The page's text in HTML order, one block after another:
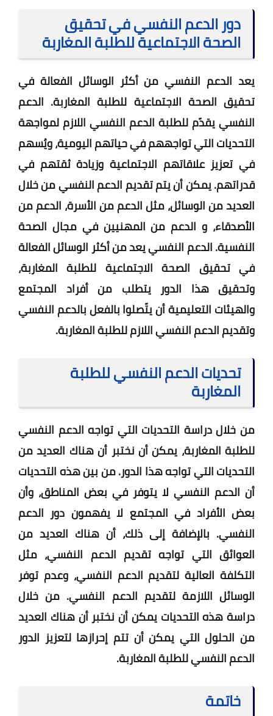
دور الدعم النفسي في تحقيق
الصحة الاجتماعية للطلبة المغاربة
يعد الدعم النفسي من أكثر الوسائل الفعالة في
تحقيق الصحة الاجتماعية للطلبة المغاربة. الدعم
النفسي يقدّم للطلبة الدعم النفسي اللازم لمواجهة
التحديات التي تواجههم في حياتهم اليومية، ويُسهم
في تعزيز علاقاتهم الاجتماعية وزيادة ثقتهم في
قدراتهم. يمكن أن يتم تقديم الدعم النفسي من خلال
العديد من الوسائل، مثل الدعم من الأسرة، الدعم من
الأصدقاء، و الدعم من المهنيين في مجال الصحة
النفسية. الدعم النفسي يعد من أكثر الوسائل الفعالة
في تحقيق الصحة الاجتماعية للطلبة المغاربة،
وتحقيق هذا الدور يتطلب من أفراد المجتمع
والهيئات التعليمية أن يتّصلوا بالفعل بالدعم النفسي
وتقديم الدعم النفسي اللازم للطلبة المغاربة.
تحديات الدعم النفسي للطلبة
المغاربة
من خلال دراسة التحديات التي تواجه الدعم النفسي
للطلبة المغاربة، يمكن أن نختبر أن هناك العديد من
التحديات التي تواجه هذا الدور. من بين هذه التحديات
أن الدعم النفسي لا يتوفر في بعض المناطق، وأن
بعض الأفراد في المجتمع لا يفهمون دور الدعم
النفسي. بالإضافة إلى ذلك، أن هناك العديد من
العوائق التي تواجه تقديم الدعم النفسي، مثل
التكلفة العالية لتقديم الدعم النفسي، وعدم توفر
الوسائل اللازمة لتقديم الدعم النفسي. من خلال
دراسة هذه التحديات يمكن أن نختبر أن هناك العديد
من الحلول التي يمكن أن تتم إحرازها لتعزيز الدور
الدعم النفسي للطلبة المغاربة.
خاتمة